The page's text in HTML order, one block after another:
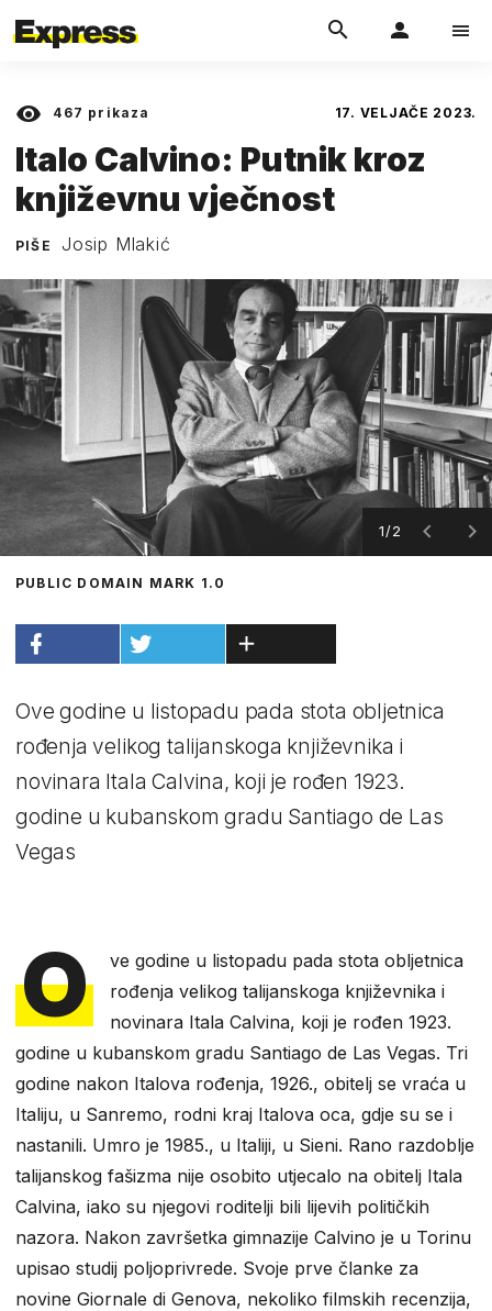
467 prikaza 17. VELJAČE 2023.
Italo Calvino: Putnik kroz
književnu vječnost
PIŠE Josip Mlakić
1/2
PUBLIC DOMAIN MARK 1.0
Ove godine u listopadu pada stota obljetnica
rođenja velikog talijanskoga književnika i
novinara Itala Calvina, koji je rođen 1923.
godine u kubanskom gradu Santiago de Las
Vegas
O
ve godine u listopadu pada stota obljetnica
rođenja velikog talijanskoga književnika i
novinara Itala Calvina, koji je rođen 1923.
godine u kubanskom gradu Santiago de Las Vegas. Tri
godine nakon Italova rođenja, 1926., obitelj se vraća u
Italiju, u Sanremo, rodni kraj Italova oca, gdje su se i
nastanili. Umro je 1985., u Italiji, u Sieni. Rano razdoblje
talijanskog fašizma nije osobito utjecalo na obitelj Itala
Calvina, iako su njegovi roditelji bili lijevih političkih
nazora. Nakon završetka gimnazije Calvino je u Torinu
upisao studij poljoprivrede. Svoje prve članke za
novine Giornale di Genova, nekoliko filmskih recenzija,